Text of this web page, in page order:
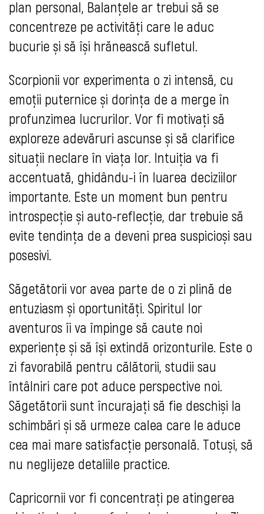
plan personal, Balanțele ar trebui să se
concentreze pe activități care le aduc
bucurie și să își hrănească sufletul.
Scorpionii vor experimenta o zi intensă, cu
emoții puternice și dorința de a merge în
profunzimea lucrurilor. Vor fi motivați să
exploreze adevăruri ascunse și să clarifice
situații neclare în viața lor. Intuiția va fi
accentuată, ghidându-i în luarea deciziilor
importante. Este un moment bun pentru
introspecție și auto-reflecție, dar trebuie să
evite tendința de a deveni prea suspicioși sau
posesivi.
Săgetătorii vor avea parte de o zi plină de
entuziasm și oportunități. Spiritul lor
aventuros îi va împinge să caute noi
experiențe și să își extindă orizonturile. Este o
zi favorabilă pentru călătorii, studii sau
întâlniri care pot aduce perspective noi.
Săgetătorii sunt încurajați să fie deschiși la
schimbări și să urmeze calea care le aduce
cea mai mare satisfacție personală. Totuși, să
nu neglijeze detaliile practice.
Capricornii vor fi concentrați pe atingerea